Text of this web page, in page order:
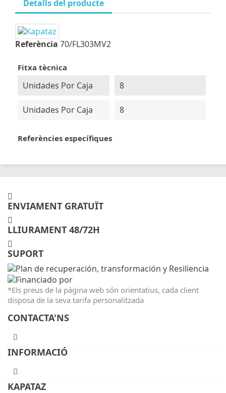
Detalls del producte
Referència 70/FL303MV2
Fitxa tècnica
Unidades Por Caja 8
Unidades Por Caja 8
Referències específiques
ENVIAMENT GRATUÏT
LLIURAMENT 48/72H
SUPORT
*Els preus de la pàgina web són orientatius, cada client
disposa de la seva tarifa personalitzada
CONTACTA'NS
INFORMACIÓ
KAPATAZ